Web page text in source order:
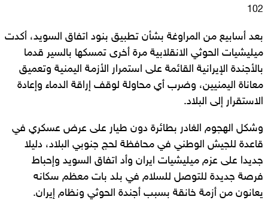
102
بعد أسابيع من المراوغة بشأن تطبيق بنود اتفاق السويد، أكدت
ميليشيات الحوثي الانقلابية مرة أخرى تمسكها بالسير قدما
بالأجندة الإيرانية القائمة على استمرار الأزمة اليمنية وتعميق
معاناة اليمنيين، وضرب أي محاولة لوقف إراقة الدماء وإعادة
الاستقرار إلى البلاد.
وشكل الهجوم الغادر بطائرة دون طيار على عرض عسكري في
قاعدة للجيش الوطني في محافظة لحج جنوبي البلاد، دليلا
جديدا على عزم ميليشيات ايران وأد اتفاق السويد وإحباط
فرصة جديدة للتوصل للسلام في بلد بات معظم سكانه
يعانون من أزمة خانقة بسبب أجندة الحوثي ونظام إيران.